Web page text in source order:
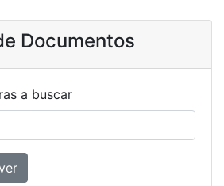
Documentos
a buscar